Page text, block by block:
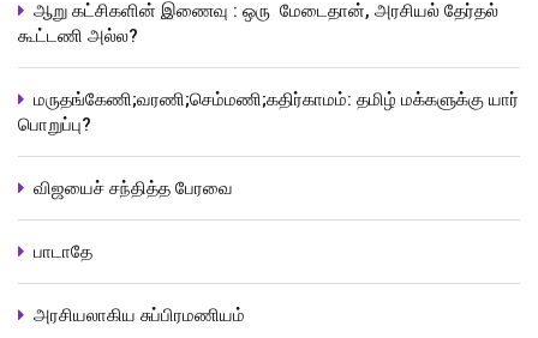
ஆறு கட்சிகளின் இணைவு : ஒரு மேடைதான், அரசியல் தேர்தல்
கூட்டணி அல்ல?
மருதங்கேணி;வரணி;செம்மணி;கதிர்காமம்: தமிழ் மக்களுக்கு யார்
பொறுப்பு?
விஜயைச் சந்தித்த பேரவை
பாடாதே
அரசியலாகிய சுப்பிரமணியம்